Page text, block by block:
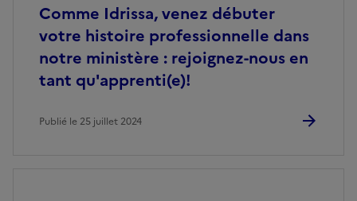
Comme Idrissa, venez débuter
votre histoire professionnelle dans
notre ministère : rejoignez-nous en
tant qu'apprenti(e)!
Publié le 25 juillet 2024